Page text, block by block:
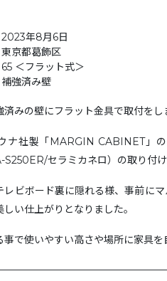
2023年8月6日
東京都葛飾区
65 ＜フラット式＞
補強済み壁
済みの壁にフラット金具で取付をし
ナ社製「MARGIN CABINET」
セラミカネロ）の取り付け
レビボード裏に隠れる様、事前に
い仕上がりとなりました。
事で使いやすい高さや場所に家具